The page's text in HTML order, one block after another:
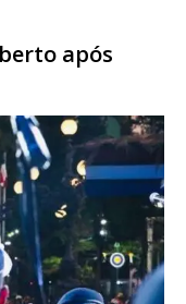
após